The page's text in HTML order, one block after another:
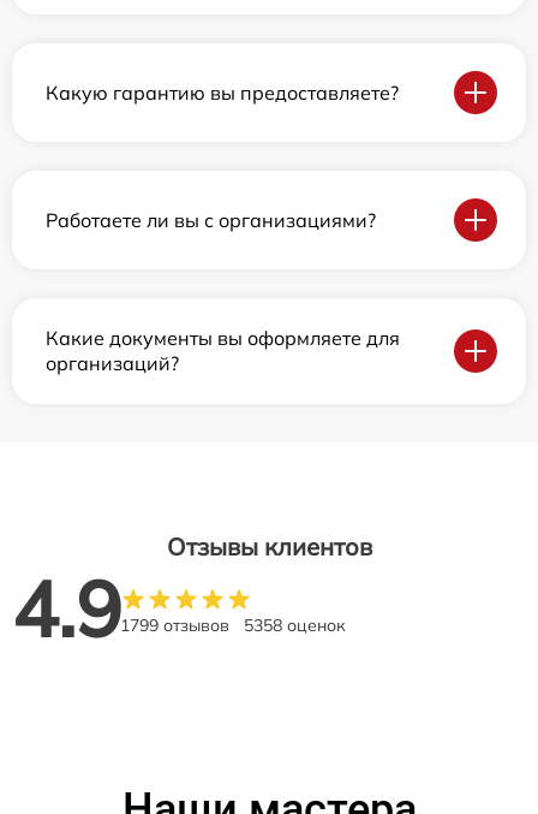
Какую гарантию вы предоставляете?
Работаете ли вы с организациями?
Какие документы вы оформляете для
организаций?
Отзывы клиентов
4.91799 отзывов 5358 оценок